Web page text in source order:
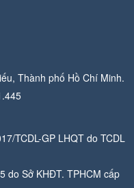
Thành phố Hồ Chí Minh.
TCDL-GP LHQT do TCDL
do Sở KHĐT. TPHCM cấp